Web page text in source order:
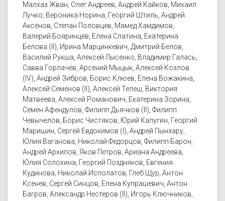
Малхаз Жван, Олег Андреев, Андрей Кайков, Михаил
Лучко, Вероника Норина, Георгий Штиль, Андрей
Аксёнов, Степан Половцев, Мамед Хамдимов,
Валерий Бояринцев, Елена Слатина, Екатерина
Белова (II), Ирина Марцинкевич, Дмитрий Белов,
Василий Рукша, Алексей Лысенко, Владимир Галась,
Савва Горлачёв, Арсений Мыцык, Алексей Козлов
(IV), Андрей Зибров, Борис Клюев, Елена Вожакина,
Алексей Семёнов (II), Алексей Телеш, Виктория
Матвеева, Алексей Романович, Екатерина Зорина,
Семён Афендулов, Филипп Дьячков (II), Филипп
Чевычелов, Борис Чистяков, Юрий Калугин, Георгий
Маришин, Сергей Евдокимов (I), Андрей Пынзару,
Юлия Ваганова, Николай Федорцов, Филипп Барон,
Андрей Архипов, Яков Петров, Ариана Андреева,
Юлия Солохина, Георгий Поздняков, Евгения
Кудинова, Николай Исполатов, Глеб Щур, Антон
Ксенев, Сергей Синцов, Елена Купрашевич, Антон
Багров, Александр Нестеров (II), Игорь Ключников,